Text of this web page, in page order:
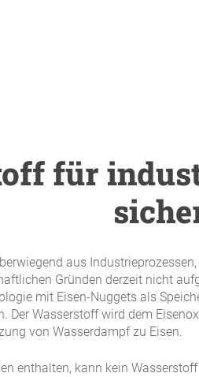
für
aus
Gründen derzeit nicht
mit Eisen-Nuggets als
Der Wasserstoff wird dem
von Wasserdampf zu Eisen.
enthalten, kann kein Wasserstoff